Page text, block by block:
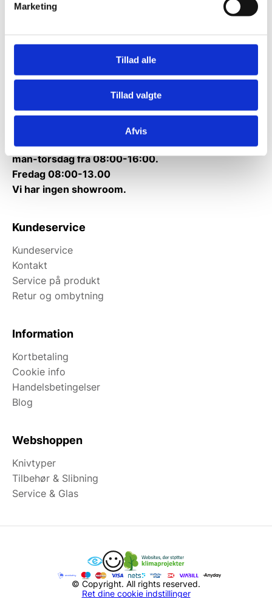
Marketing
Tillad alle
Tillad valgte
Afvis
Rømersvej 33
Tlf.71 99 30 98
Mandag til torsdag: 10:00 – 14:00.
Fredag: Telefonlukket.
Afhentning muligt
man-torsdag fra 08:00-16:00.
Fredag 08:00-13.00
Vi har ingen showroom.
Kundeservice
Kundeservice
Kontakt
Service på produkt
Retur og ombytning
Information
Kortbetaling
Cookie info
Handelsbetingelser
Blog
Webshoppen
Knivtyper
Tilbehør & Slibning
Service & Glas
© Copyright. All rights reserved.
Ret dine cookie indstillinger